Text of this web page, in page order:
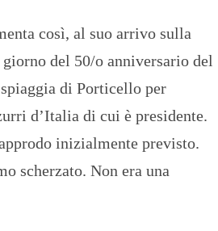
così, al suo arrivo sulla
del 50/o anniversario del
di Porticello per
d’Italia di cui è presidente.
inizialmente previsto.
scherzato. Non era una